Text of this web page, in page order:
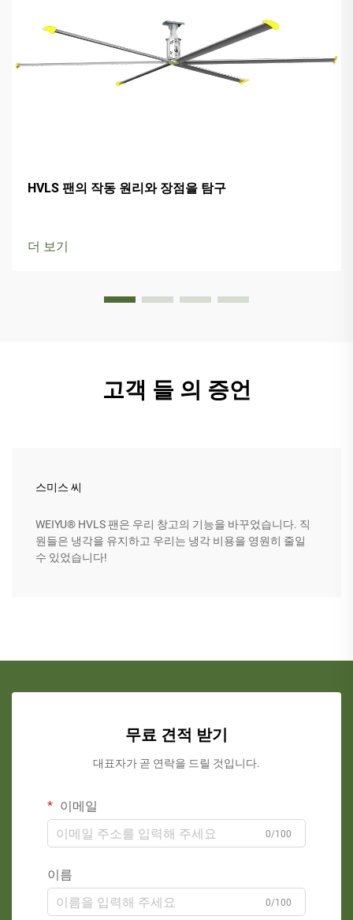
HVLS 팬의 작동 원리와 장점을 탐구
더 보기
고객 들 의 증언
스미스 씨
WEIYU® HVLS 팬은 우리 창고의 기능을 바꾸었습니다. 직
원들은 냉각을 유지하고 우리는 냉각 비용을 영원히 줄일
수 있었습니다!
무료 견적 받기
대표자가 곧 연락을 드릴 것입니다.
이메일
0/100
이름
0/100